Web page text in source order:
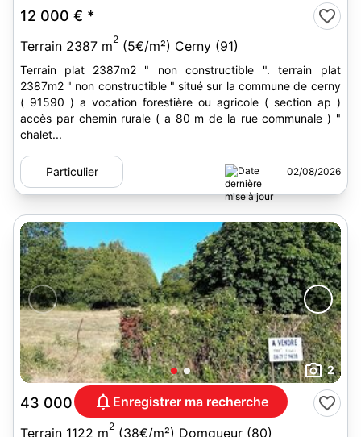
12 000 € *
Terrain 2387 m2 (5€/m²) Cerny (91)
Terrain plat 2387m2 " non constructible ". terrain plat
2387m2 " non constructible " situé sur la commune de cerny
( 91590 ) a vocation forestière ou agricole ( section ap )
accès par chemin rurale ( a 80 m de la rue communale ) "
chalet...
Particulier 02/08/2026
2
43 000 € *
Terrain 1122 m2 (38€/m²) Domqueur (80)
Enregistrer ma recherche